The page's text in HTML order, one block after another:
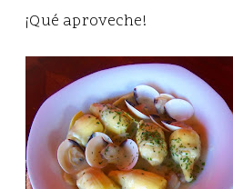
¡Qué aproveche!